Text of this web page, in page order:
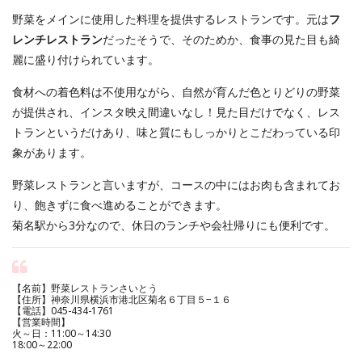
野菜をメインに使用した料理を提供するレストランです。元はフ
レンチレストランだったそうで、そのためか、食事の見た目も綺
麗に盛り付けられています。
食材への着色料は不使用ながら、自然が育んだ色とりどりの野菜
が提供され、インスタ映え間違いなし！見た目だけでなく、レス
トランというだけあり、味と質にもしっかりとこだわっている印
象があります。
野菜レストランと言いますが、コースの中にはお肉も含まれてお
り、飽きずに食べ進めることができます。
菊名駅から3分なので、休日のランチや会社帰りにも便利です。
【名前】野菜レストランさいとう
【住所】神奈川県横浜市港北区菊名６丁目５−１６
【電話】045-434-1761
【営業時間】
火～日：11:00～14:30
18:00～22:00